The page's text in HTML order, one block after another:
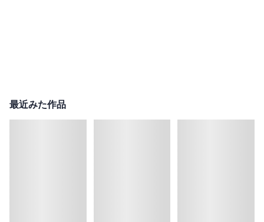
最近みた作品